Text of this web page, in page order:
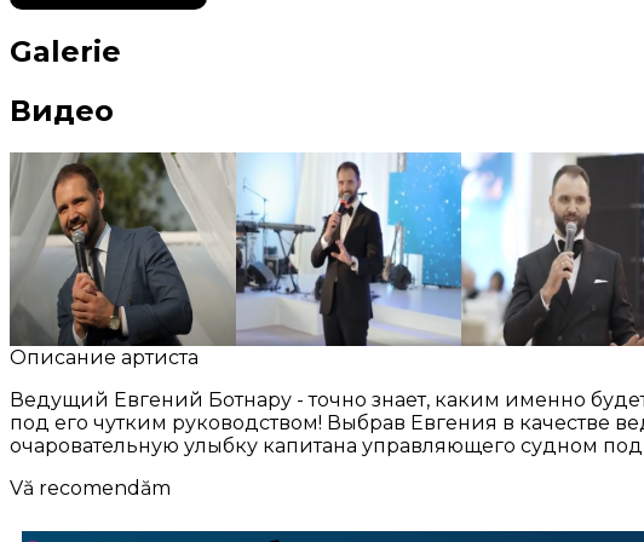
Galerie
Видео
Описание артиста
Ведущий Евгений Ботнару - точно знает, каким именно
под его чутким руководством! Выбрав Евгения в качестве
очаровательную улыбку капитана управляющего судном
Vă recomendăm